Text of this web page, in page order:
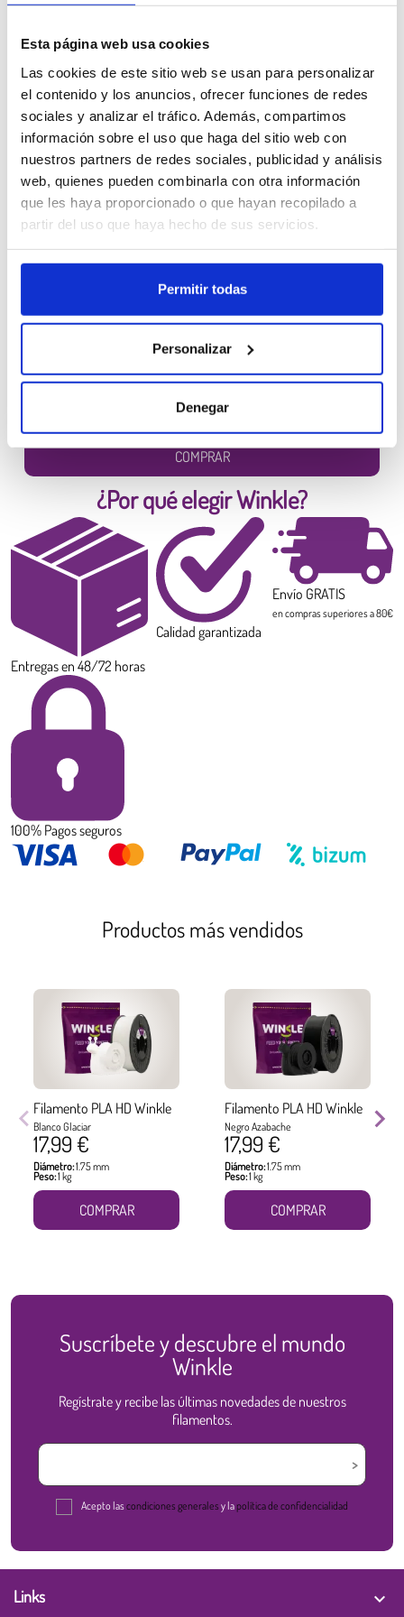
Esta página web usa cookies
Las cookies de este sitio web se usan para personalizar
el contenido y los anuncios, ofrecer funciones de redes
sociales y analizar el tráfico. Además, compartimos
información sobre el uso que haga del sitio web con
nuestros partners de redes sociales, publicidad y análisis
web, quienes pueden combinarla con otra información
que les haya proporcionado o que hayan recopilado a
partir del uso que haya hecho de sus servicios.
Permitir todas
Personalizar
Denegar
que imprimen en volumen.
Aplicaciones del Filamento ABS 1.75 mm:
Prototipos funcionales con excelente estabilidad térmica
Componentes mecánicos como manijas, calibres, protectores y
soportes
Diseño industrial para piezas de uso final
Artículos resistentes al impacto, ideales para ingeniería y educación
Ficha técnica
Parámetros de
impresión
Recursos 3D
Otros clientes también compraron
Filamento PLA HD Winkle
6,99 €
COMPRAR
¿Por qué elegir Winkle?
Entregas en 48/72 horas
Calidad garantizada
Envío GRATIS
en compras superiores a 80€
100% Pagos seguros
Productos más vendidos
Filamento PLA HD Winkle
Blanco Glaciar
17,99 €
Diámetro:1.75 mm
Peso:1 kg
COMPRAR
Filamento PLA HD Winkle
Negro Azabache
17,99 €
Diámetro:1.75 mm
Peso:1 kg
COMPRAR
Suscríbete y descubre el mundo
Winkle
Regístrate y recibe las últimas novedades de nuestros
filamentos.
Acepto lascondiciones generales y lapolítica de confidencialidad
Links 